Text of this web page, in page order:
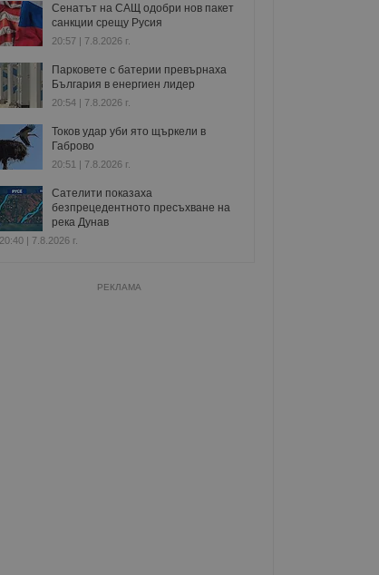
Сенатът на САЩ одобри нов пакет
санкции срещу Русия
20:57 | 7.8.2026 г.
Парковете с батерии превърнаха
България в енергиен лидер
20:54 | 7.8.2026 г.
Токов удар уби ято щъркели в
Габрово
20:51 | 7.8.2026 г.
Сателити показаха
безпрецедентното пресъхване на
река Дунав
20:40 | 7.8.2026 г.
РЕКЛАМА